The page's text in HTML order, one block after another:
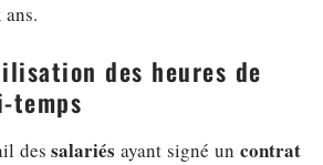
des heures de
temps
dessalariés ayant signé uncontrat